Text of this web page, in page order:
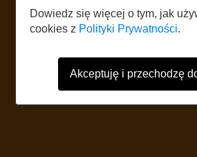
network operator. It is recommended to have a
Foreign users should refer to the current
Dowiedz się więcej o tym, jak
cookies z Polityki Prywatności.
Akceptuję i przechodzę